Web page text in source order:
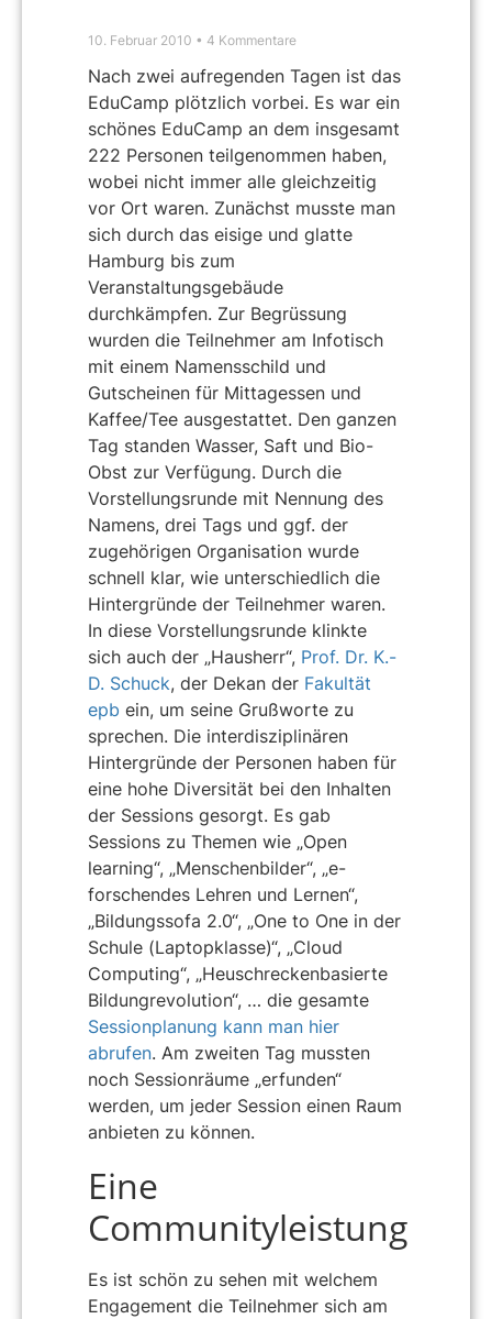
10. Februar 2010 4 Kommentare
Nach zwei aufregenden Tagen ist das
EduCamp plötzlich vorbei. Es war ein
schönes EduCamp an dem insgesamt
222 Personen teilgenommen haben,
wobei nicht immer alle gleichzeitig
vor Ort waren. Zunächst musste man
sich durch das eisige und glatte
Hamburg bis zum
Veranstaltungsgebäude
durchkämpfen. Zur Begrüssung
wurden die Teilnehmer am Infotisch
mit einem Namensschild und
Gutscheinen für Mittagessen und
Kaffee/Tee ausgestattet. Den ganzen
Tag standen Wasser, Saft und Bio-
Obst zur Verfügung. Durch die
Vorstellungsrunde mit Nennung des
Namens, drei Tags und ggf. der
zugehörigen Organisation wurde
schnell klar, wie unterschiedlich die
Hintergründe der Teilnehmer waren.
In diese Vorstellungsrunde klinkte
sich auch der „Hausherr“, Prof. Dr. K.-
D. Schuck, der Dekan der Fakultät
epb ein, um seine Grußworte zu
sprechen. Die interdisziplinären
Hintergründe der Personen haben für
eine hohe Diversität bei den Inhalten
der Sessions gesorgt. Es gab
Sessions zu Themen wie „Open
learning“, „Menschenbilder“, „e-
forschendes Lehren und Lernen“,
„Bildungssofa 2.0“, „One to One in der
Schule (Laptopklasse)“, „Cloud
Computing“, „Heuschreckenbasierte
Bildungrevolution“, … die gesamte
Sessionplanung kann man hier
abrufen. Am zweiten Tag mussten
noch Sessionräume „erfunden“
werden, um jeder Session einen Raum
anbieten zu können.
Eine
Communityleistung
Es ist schön zu sehen mit welchem
Engagement die Teilnehmer sich am